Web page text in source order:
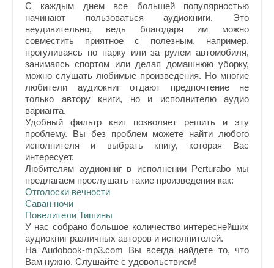
С каждым днем все большей популярностью
начинают пользоваться аудиокниги. Это
неудивительно, ведь благодаря им можно
совместить приятное с полезным, например,
прогуливаясь по парку или за рулем автомобиля,
занимаясь спортом или делая домашнюю уборку,
можно слушать любимые произведения. Но многие
любители аудиокниг отдают предпочтение не
только автору книги, но и исполнителю аудио
варианта.
Удобный фильтр книг позволяет решить и эту
проблему. Вы без проблем можете найти любого
исполнителя и выбрать книгу, которая Вас
интересует.
Любителям аудиокниг в исполнении Perturabo мы
предлагаем прослушать такие произведения как:
Отголоски вечности
Саван ночи
Повелители Тишины
У нас собрано большое количество интереснейших
аудиокниг различных авторов и исполнителей.
На Audobook-mp3.com Вы всегда найдете то, что
Вам нужно. Слушайте с удовольствием!